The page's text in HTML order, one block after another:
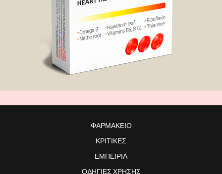
ΦΑΡΜΑΚΕΊΟ
ΚΡΙΤΙΚΈΣ
ΕΜΠΕΙΡΊΑ
ΟΔΗΓΊΕΣ ΧΡΉΣΗΣ